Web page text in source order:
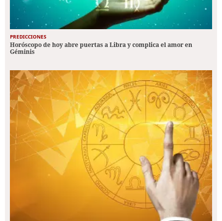
PREDICCIONES
Horóscopo de hoy abre puertas a Libra y complica el amor en
Géminis